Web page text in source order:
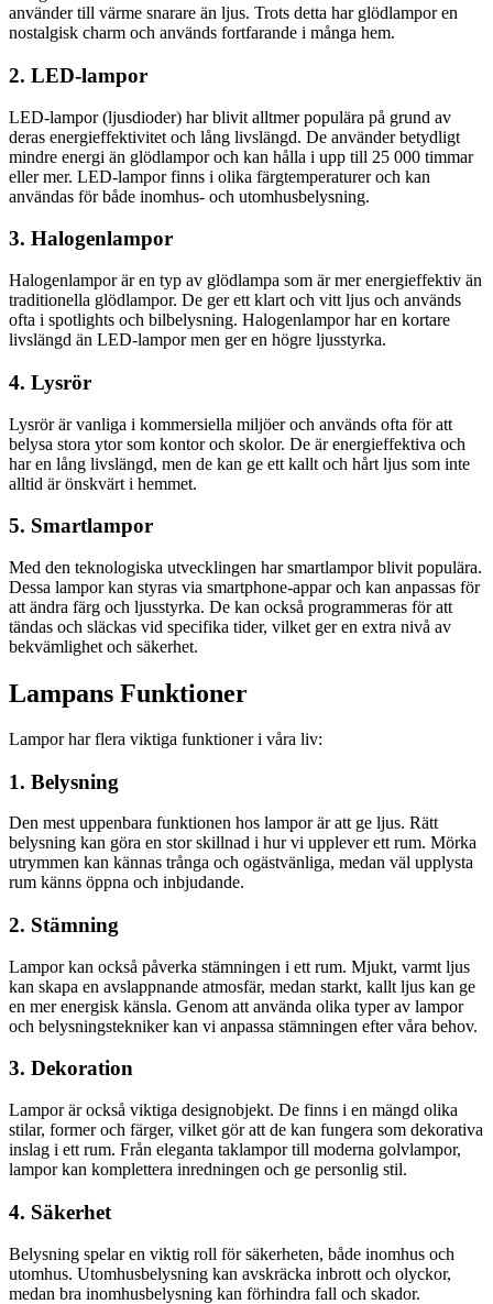
använder till värme snarare än ljus. Trots detta har glödlampor en
nostalgisk charm och används fortfarande i många hem.
2. LED-lampor
LED-lampor (ljusdioder) har blivit alltmer populära på grund av
deras energieffektivitet och lång livslängd. De använder betydligt
mindre energi än glödlampor och kan hålla i upp till 25 000 timmar
eller mer. LED-lampor finns i olika färgtemperaturer och kan
användas för både inomhus- och utomhusbelysning.
3. Halogenlampor
Halogenlampor är en typ av glödlampa som är mer energieffektiv än
traditionella glödlampor. De ger ett klart och vitt ljus och används
ofta i spotlights och bilbelysning. Halogenlampor har en kortare
livslängd än LED-lampor men ger en högre ljusstyrka.
4. Lysrör
Lysrör är vanliga i kommersiella miljöer och används ofta för att
belysa stora ytor som kontor och skolor. De är energieffektiva och
har en lång livslängd, men de kan ge ett kallt och hårt ljus som inte
alltid är önskvärt i hemmet.
5. Smartlampor
Med den teknologiska utvecklingen har smartlampor blivit populära.
Dessa lampor kan styras via smartphone-appar och kan anpassas för
att ändra färg och ljusstyrka. De kan också programmeras för att
tändas och släckas vid specifika tider, vilket ger en extra nivå av
bekvämlighet och säkerhet.
Lampans Funktioner
Lampor har flera viktiga funktioner i våra liv:
1. Belysning
Den mest uppenbara funktionen hos lampor är att ge ljus. Rätt
belysning kan göra en stor skillnad i hur vi upplever ett rum. Mörka
utrymmen kan kännas trånga och ogästvänliga, medan väl upplysta
rum känns öppna och inbjudande.
2. Stämning
Lampor kan också påverka stämningen i ett rum. Mjukt, varmt ljus
kan skapa en avslappnande atmosfär, medan starkt, kallt ljus kan ge
en mer energisk känsla. Genom att använda olika typer av lampor
och belysningstekniker kan vi anpassa stämningen efter våra behov.
3. Dekoration
Lampor är också viktiga designobjekt. De finns i en mängd olika
stilar, former och färger, vilket gör att de kan fungera som dekorativa
inslag i ett rum. Från eleganta taklampor till moderna golvlampor,
lampor kan komplettera inredningen och ge personlig stil.
4. Säkerhet
Belysning spelar en viktig roll för säkerheten, både inomhus och
utomhus. Utomhusbelysning kan avskräcka inbrott och olyckor,
medan bra inomhusbelysning kan förhindra fall och skador.